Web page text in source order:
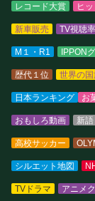
レコード大賞 ヒ
新車販売 TV視聴率
M１・R1 IPPON
歴代１位 世界の
日本ランキング お
おもしろ動画 新
高校サッカー
シルエット地図
TVドラマ アニメ